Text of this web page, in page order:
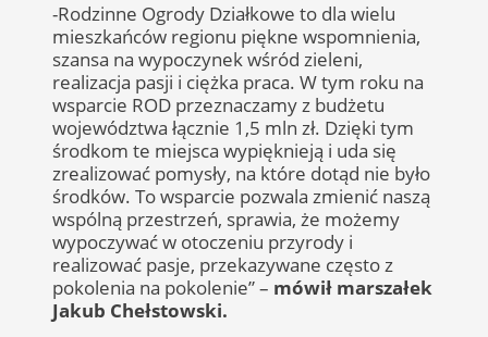
-Rodzinne Ogrody Działkowe to dla wielu
mieszkańców regionu piękne wspomnienia,
szansa na wypoczynek wśród zieleni,
realizacja pasji i ciężka praca. W tym roku na
wsparcie ROD przeznaczamy z budżetu
województwa łącznie 1,5 mln zł. Dzięki tym
środkom te miejsca wypięknieją i uda się
zrealizować pomysły, na które dotąd nie było
środków. To wsparcie pozwala zmienić naszą
wspólną przestrzeń, sprawia, że możemy
wypoczywać w otoczeniu przyrody i
realizować pasje, przekazywane często z
pokolenia na pokolenie” – mówił marszałek
Jakub Chełstowski.